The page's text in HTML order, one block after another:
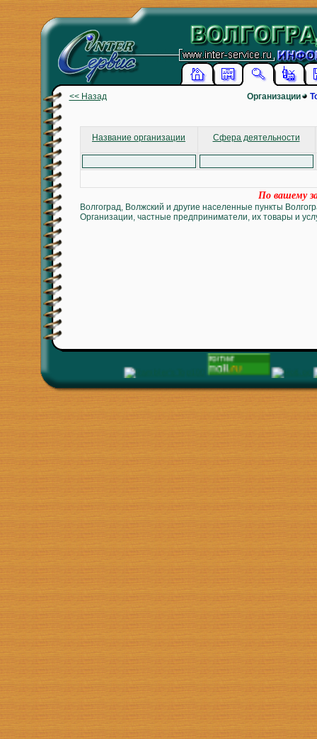
<< Назад Организации
Название организации Сфера деятельности
По вашему
Волгоград, Волжский и другие населенные пункты
Организации, частные предприниматели, их товары и